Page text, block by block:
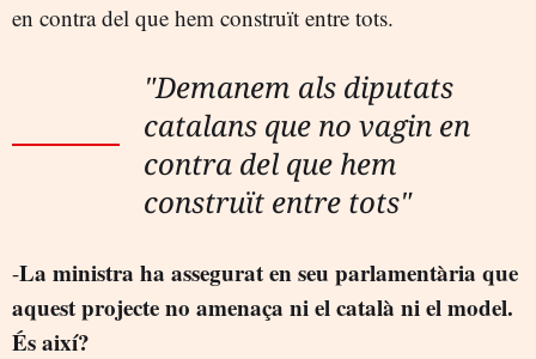
en contra del que hem construït entre tots.
"Demanem als diputats
catalans que no vagin en
contra del que hem
construït entre tots"
-La ministra ha assegurat en seu parlamentària que
aquest projecte no amenaça ni el català ni el model.
És així?